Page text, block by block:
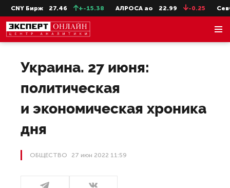
Бирж 27.46 +-15.38 АЛРОСА ао 22.99 -0.25 СевСт-ао
Украина. 27 июня:
политическая
и экономическая хроника
дня
ОБЩЕСТВО 27 июн 2022 11:59